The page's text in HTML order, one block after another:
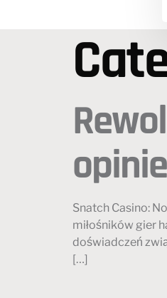
Snatch Casino:
miłośników gier
doświadczeń
[…]